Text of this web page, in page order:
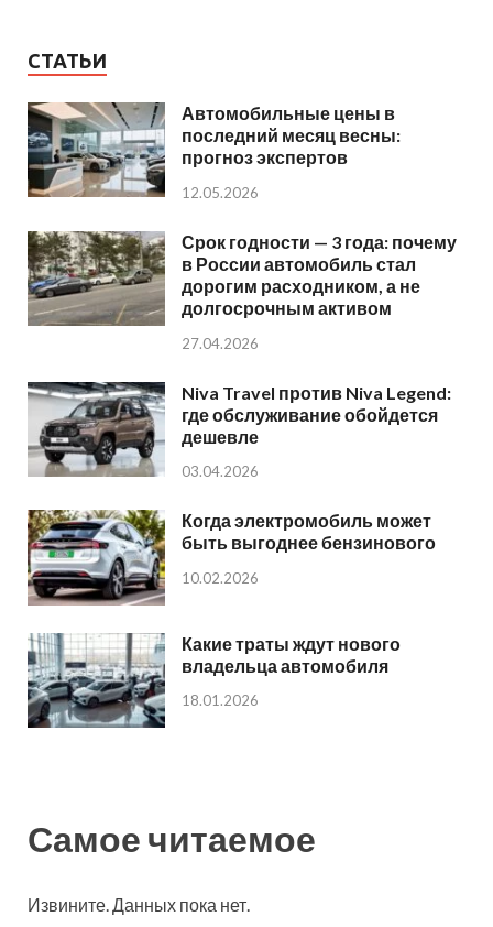
СТАТЬИ
Автомобильные цены в
последний месяц весны:
прогноз экспертов
12.05.2026
Срок годности — 3 года: почему
в России автомобиль стал
дорогим расходником, а не
долгосрочным активом
27.04.2026
Niva Travel против Niva Legend:
где обслуживание обойдется
дешевле
03.04.2026
Когда электромобиль может
быть выгоднее бензинового
10.02.2026
Какие траты ждут нового
владельца автомобиля
18.01.2026
Самое читаемое
Извините. Данных пока нет.